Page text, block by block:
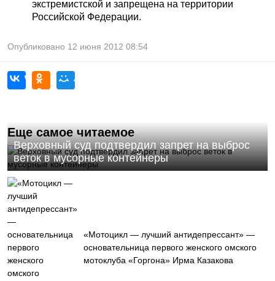
экстремистской и запрещена на территории
Российской Федерации.
Опубликовано 12 июня 2012 08:54
Еще самое читаемое
Верховный суд подтвердил запрет на выброс
веток в мусорные контейнеры
«Мотоцикл — лучший антидепрессант» —
основательница первого женского омского
мотоклуба «Горгона» Ирма Казакова